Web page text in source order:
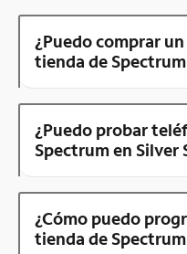
¿Puedo comprar
tienda de
¿Puedo probar
Spectrum en Silver
¿Cómo puedo
tienda de